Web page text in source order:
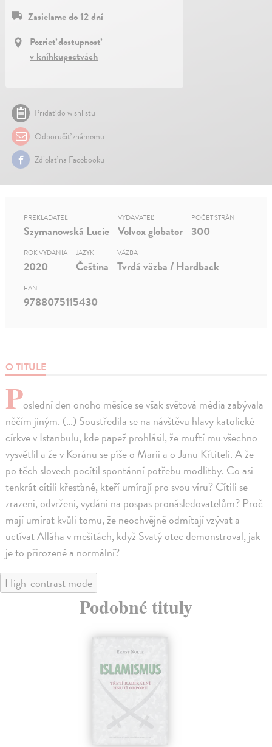
Zasielame do 12 dní
Pozrieť dostupnosť
v kníhkupectvách
Pridať do wishlistu
Odporučiť známemu
Zdielať na Facebooku
O TITULE
Poslední den onoho měsíce se však světová média zabývala
něčím jiným. (…) Soustředila se na návštěvu hlavy katolické
církve v Istanbulu, kde papež prohlásil, že muftí mu všechno
vysvětlil a že v Koránu se píše o Marii a o Janu Křtiteli. A že
po těch slovech pocítil spontánní potřebu modlitby. Co asi
tenkrát cítili křesťané, kteří umírají pro svou víru? Cítili se
zrazeni, odvrženi, vydáni na pospas pronásledovatelům? Proč
mají umírat kvůli tomu, že neochvějně odmítají vzývat a
uctívat Alláha v mešitách, když Svatý otec demonstroval, jak
je to přirozené a normální?
PREKLADATEĽ
Szymanowská Lucie
VYDAVATEĽ
Volvox globator
POČET STRÁN
300
ROK VYDANIA
2020
JAZYK
Čeština
VÄZBA
Tvrdá väzba / Hardback
EAN
9788075115430
High-contrast mode
Podobné tituly